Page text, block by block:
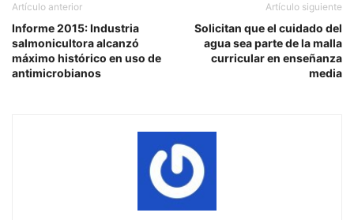
Artículo anterior
Informe 2015: Industria
salmonicultora alcanzó
máximo histórico en uso de
antimicrobianos
Artículo siguiente
Solicitan que el cuidado del
agua sea parte de la malla
curricular en enseñanza
media